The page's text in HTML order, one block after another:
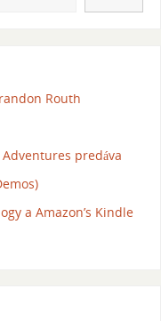
Routh
predáva
a Amazon’s Kindle